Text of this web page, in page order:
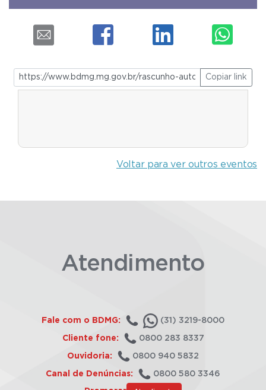
Copiar link
Voltar para ver outros eventos
Atendimento
Fale com o BDMG: (31) 3219-8000
Cliente fone: 0800 283 8337
Ouvidoria: 0800 940 5832
Canal de Denúncias: 0800 580 3346